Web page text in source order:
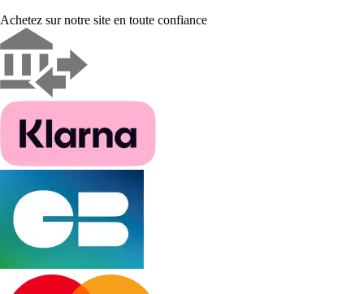
Achetez sur notre site en toute confiance